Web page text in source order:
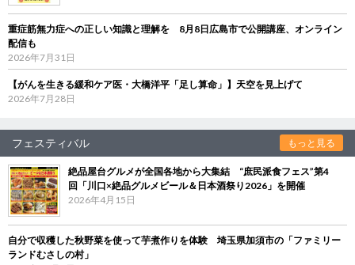
重症筋無力症への正しい知識と理解を 8月8日広島市で公開講座、オンライン
配信も
2026年7月31日
【がんを生きる緩和ケア医・大橋洋平「足し算命」】天空を見上げて
2026年7月28日
フェスティバル もっと見る
絶品屋台グルメが全国各地から大集結 “庶民派食フェス”第4
回「川口×絶品グルメビール＆日本酒祭り2026」を開催
2026年4月15日
自分で収穫した秋野菜を使って芋煮作りを体験 埼玉県加須市の「ファミリー
ランドむさしの村」